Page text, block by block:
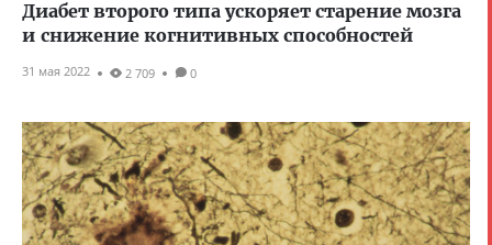
Диабет второго типа ускоряет старение мозга
и снижение когнитивных способностей
31 мая 2022 2 709 0